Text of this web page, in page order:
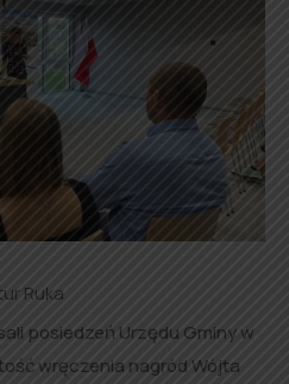
Ruka
posiedzeń Urzędu Gminy w
wręczenia nagród Wójta